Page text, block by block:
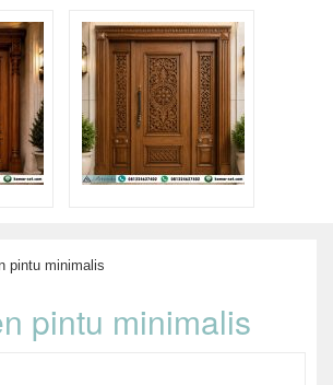
pintu minimalis
pintu minimalis